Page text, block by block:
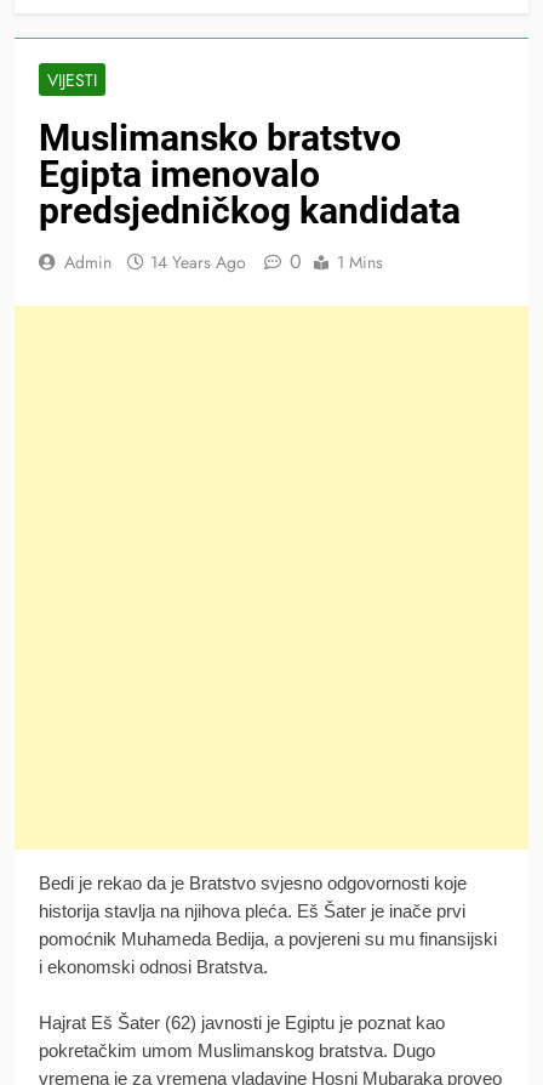
VIJESTI
Muslimansko bratstvo
Egipta imenovalo
predsjedničkog kandidata
Admin 14 Years Ago 0 1 Mins
Bedi je rekao da je Bratstvo svjesno odgovornosti koje
historija stavlja na njihova pleća. Eš Šater je inače prvi
pomoćnik Muhameda Bedija, a povjereni su mu finansijski
i ekonomski odnosi Bratstva.
Hajrat Eš Šater (62) javnosti je Egiptu je poznat kao
pokretačkim umom Muslimanskog bratstva. Dugo
vremena je za vremena vladavine Hosni Mubaraka proveo